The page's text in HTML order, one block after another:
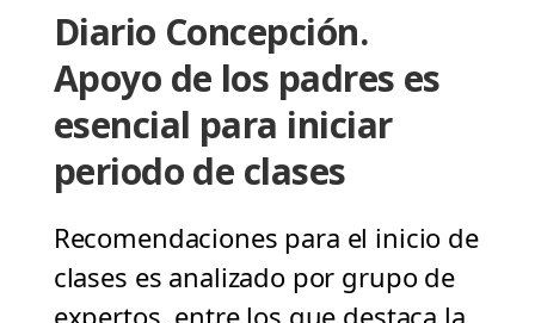
Diario Concepción.
Apoyo de los padres es
esencial para iniciar
periodo de clases
Recomendaciones para el inicio de
clases es analizado por grupo de